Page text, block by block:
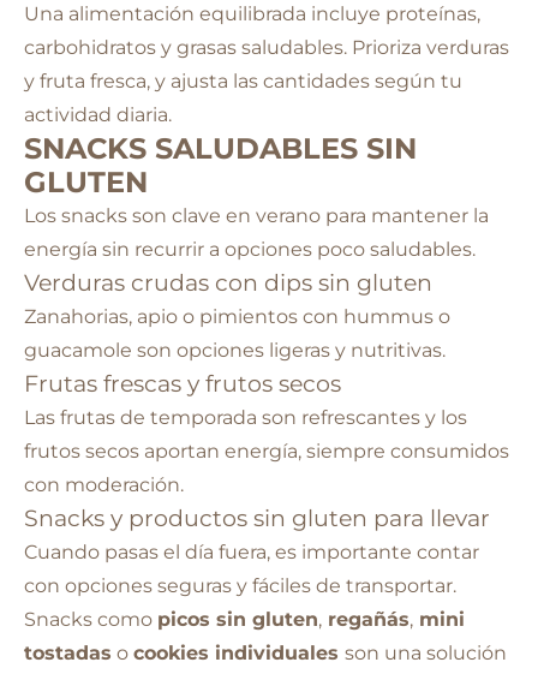
Una alimentación equilibrada incluye proteínas,
carbohidratos y grasas saludables. Prioriza verduras
y fruta fresca, y ajusta las cantidades según tu
actividad diaria.
SNACKS SALUDABLES SIN
GLUTEN
Los snacks son clave en verano para mantener la
energía sin recurrir a opciones poco saludables.
Verduras crudas con dips sin gluten
Zanahorias, apio o pimientos con hummus o
guacamole son opciones ligeras y nutritivas.
Frutas frescas y frutos secos
Las frutas de temporada son refrescantes y los
frutos secos aportan energía, siempre consumidos
con moderación.
Snacks y productos sin gluten para llevar
Cuando pasas el día fuera, es importante contar
con opciones seguras y fáciles de transportar.
Snacks como picos sin gluten, regañás, mini
tostadas o cookies individuales son una solución